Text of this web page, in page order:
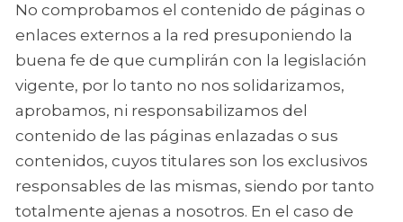
No comprobamos el contenido de páginas o
enlaces externos a la red presuponiendo la
buena fe de que cumplirán con la legislación
vigente, por lo tanto no nos solidarizamos,
aprobamos, ni responsabilizamos del
contenido de las páginas enlazadas o sus
contenidos, cuyos titulares son los exclusivos
responsables de las mismas, siendo por tanto
totalmente ajenas a nosotros. En el caso de